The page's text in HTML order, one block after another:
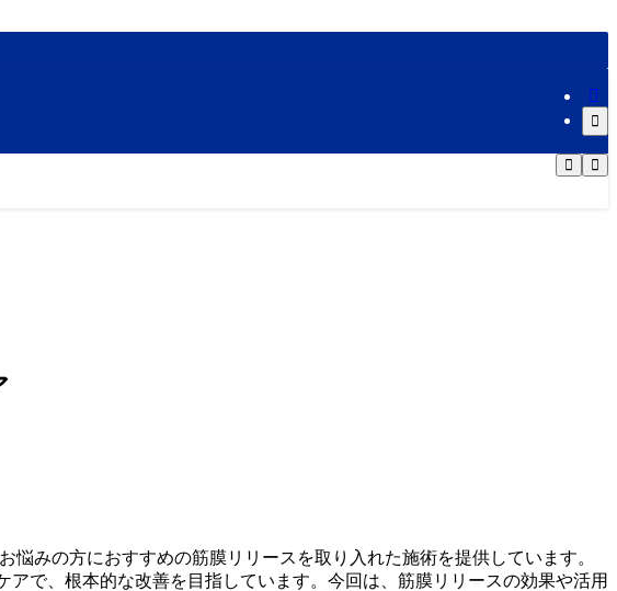
みの方におすすめの筋膜リリースを取り入れた施術を提供しています。
で、根本的な改善を目指しています。今回は、筋膜リリースの効果や活用